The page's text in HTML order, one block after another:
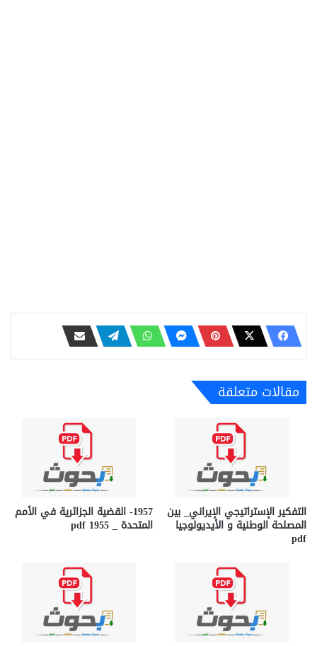
مقالات متعلقة
التفكير الإستراتيجي الإيراني_ بين
المصلحة الوطنية و الأيديولوجيا
pdf
1957- القضية الجزائرية في الأمم
المتحدة _ 1955 pdf